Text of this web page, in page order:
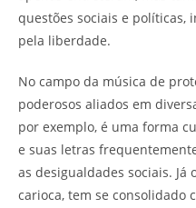
questões sociais e políticas,
pela liberdade.
No campo da música de
poderosos aliados em
por exemplo, é uma forma
e suas letras
as desigualdades sociais.
carioca, tem se consolidado